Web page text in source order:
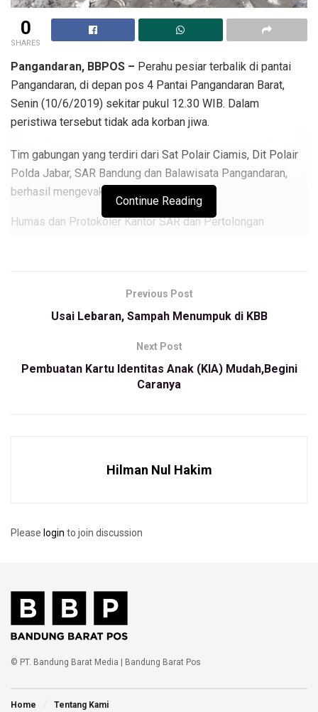
0
SHARES
Pangandaran, BBPOS – Perahu pesiar terbalik di pantai
Pangandaran, di depan pos 4 Pantai Pangandaran Barat,
Senin (10/6/2019) sekitar pukul 12.30 WIB. Dalam
peristiwa tersebut tidak ada korban jiwa.
Tim gabungan yang terdiri dari Sat Polair Ciamis, Dit Polair
Polda Jabar, SAR Bandung dan Balawisata Pangandaran,
berhasil mengevakuasi para korban.
Humas dan Protokoler Kantor SAR dan Pertolongan
lambung kanan dan posisi perahu melintang mengakibatkan
perahu pesiar terbalik,” katanya via pesan singkat, Senin
(10/6/2019).
Ia menambahkan, lokasi kejadian yang berdekatan dengan
berhasil diselamatkan oleh petugas gabungan. Sementara
“Korban tidak mengalami luka, hanya perahu yang
Continue Reading
Terbalik
Previous Post
Usai Lebaran, Sampah Menumpuk di KBB
Next Post
Pembuatan Kartu Identitas Anak (KIA) Mudah,Begini
Caranya
Hilman Nul Hakim
Please login to join discussion
© PT. Bandung Barat Media | Bandung Barat Pos
Home Tentang Kami